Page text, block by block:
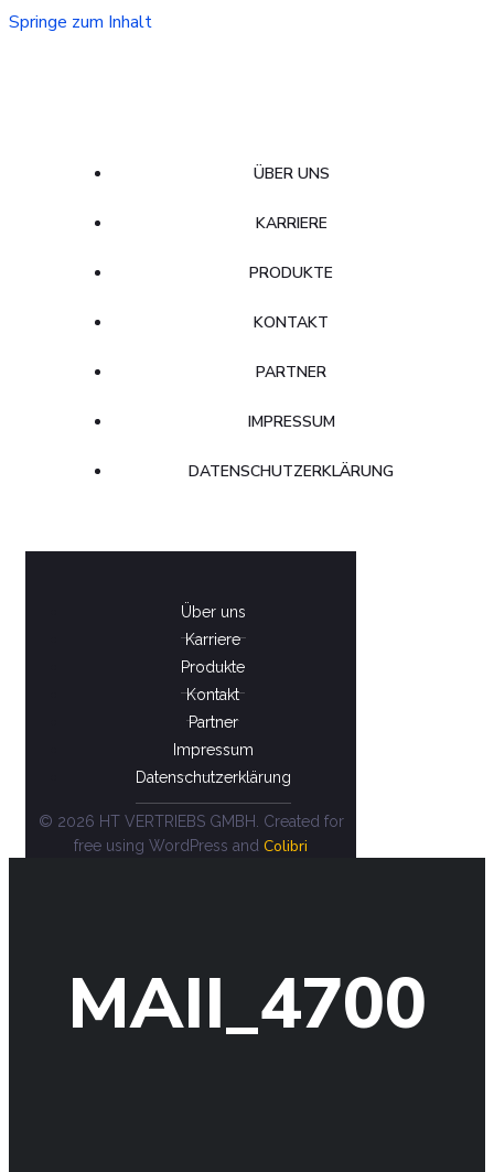
Springe zum Inhalt
ÜBER UNS
KARRIERE
PRODUKTE
KONTAKT
PARTNER
IMPRESSUM
DATENSCHUTZERKLÄRUNG
Über uns
Karriere
Produkte
Kontakt
Partner
Impressum
Datenschutzerklärung
© 2026 HT VERTRIEBS GMBH. Created for
free using WordPress and Colibri
MAII_4700